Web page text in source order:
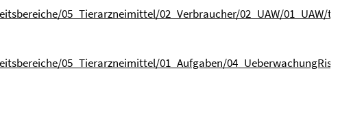
05_Tierarzneimittel/02_Verbraucher/02_UAW/01_UAW/
05_Tierarzneimittel/01_Aufgaben/